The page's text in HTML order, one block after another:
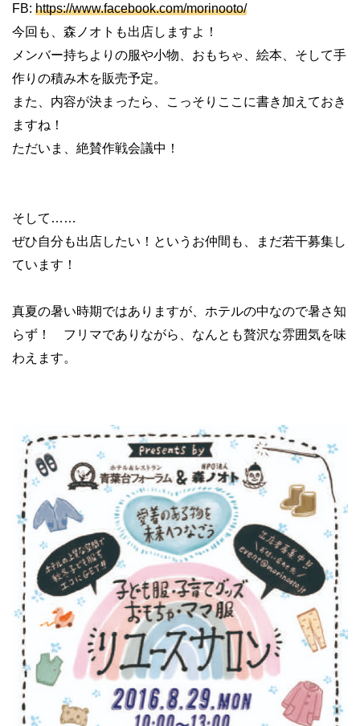
FB: https://www.facebook.com/morinooto/
今回も、森ノオトも出店しますよ！
メンバー持ちよりの服や小物、おもちゃ、絵本、そして手
作りの積み木を販売予定。
また、内容が決まったら、こっそりここに書き加えておき
ますね！
ただいま、絶賛作戦会議中！
そして……
ぜひ自分も出店したい！というお仲間も、まだ若干募集し
ています！
真夏の暑い時期ではありますが、ホテルの中なので暑さ知
らず！ フリマでありながら、なんとも贅沢な雰囲気を味
わえます。